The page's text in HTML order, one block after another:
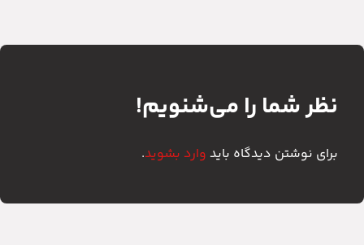
نظر شما را می‌شنویم!
برای نوشتن دیدگاه باید وارد بشوید.